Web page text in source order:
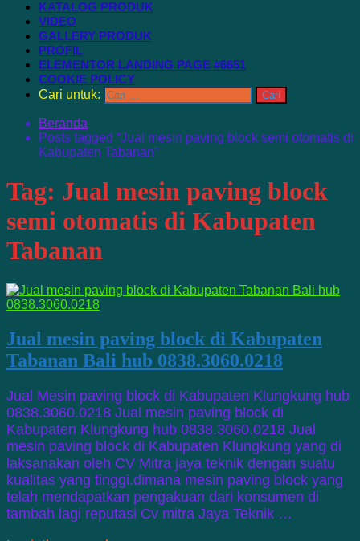
KATALOG PRODUK
VIDEO
GALLERY PRODUK
PROFIL
ELEMENTOR LANDING PAGE #6651
COOKIE POLICY
Cari untuk:
Beranda
Posts tagged “Jual mesin paving block semi otomatis di
Kabupaten Tabanan”
Tag: Jual mesin paving block
semi otomatis di Kabupaten
Tabanan
Jual mesin paving block di Kabupaten
Tabanan Bali hub 0838.3060.0218
Jual Mesin paving block di Kabupaten Klungkung hub
0838.3060.0218 Jual mesin paving block di
Kabupaten Klungkung hub 0838.3060.0218 Jual
mesin paving block di Kabupaten Klungkung yang di
laksanakan oleh CV Mitra jaya teknik dengan suatu
kualitas yang tinggi.dimana mesin paving block yang
telah mendapatkan pengakuan dari konsumen di
tambah lagi reputasi Cv mitra Jaya Teknik …